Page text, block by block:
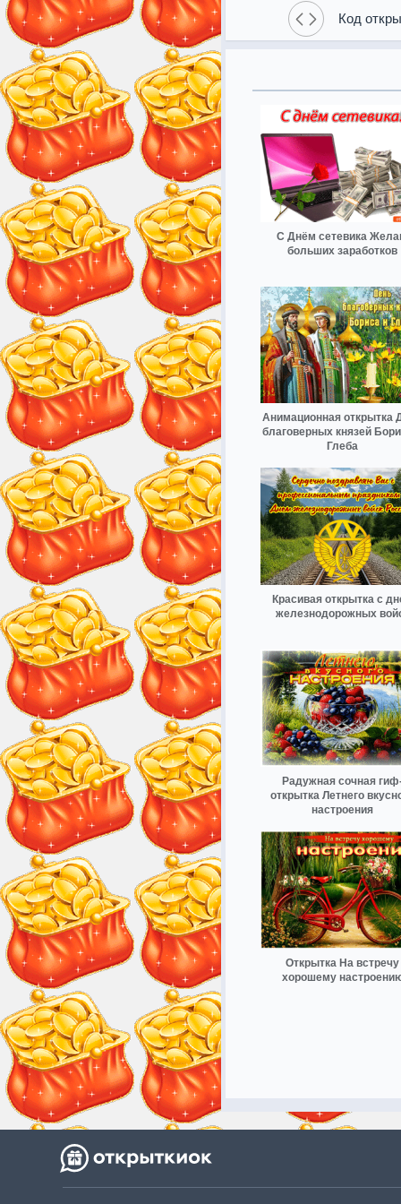
Код
С Днём сетевика
больших заработков
Анимационная открытка
благоверных князей
Глеба
Красивая открытка с
железнодорожных
Радужная сочная
открытка Летнего
настроения
Открытка На встречу
хорошему